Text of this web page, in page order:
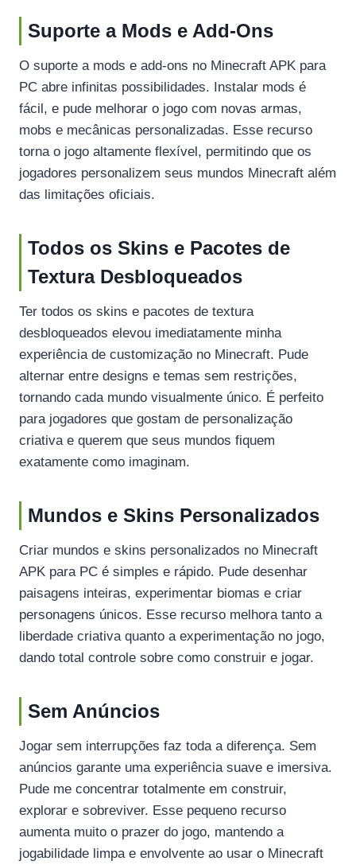
Suporte a Mods e Add-Ons
O suporte a mods e add-ons no Minecraft APK para
PC abre infinitas possibilidades. Instalar mods é
fácil, e pude melhorar o jogo com novas armas,
mobs e mecânicas personalizadas. Esse recurso
torna o jogo altamente flexível, permitindo que os
jogadores personalizem seus mundos Minecraft além
das limitações oficiais.
Todos os Skins e Pacotes de
Textura Desbloqueados
Ter todos os skins e pacotes de textura
desbloqueados elevou imediatamente minha
experiência de customização no Minecraft. Pude
alternar entre designs e temas sem restrições,
tornando cada mundo visualmente único. É perfeito
para jogadores que gostam de personalização
criativa e querem que seus mundos fiquem
exatamente como imaginam.
Mundos e Skins Personalizados
Criar mundos e skins personalizados no Minecraft
APK para PC é simples e rápido. Pude desenhar
paisagens inteiras, experimentar biomas e criar
personagens únicos. Esse recurso melhora tanto a
liberdade criativa quanto a experimentação no jogo,
dando total controle sobre como construir e jogar.
Sem Anúncios
Jogar sem interrupções faz toda a diferença. Sem
anúncios garante uma experiência suave e imersiva.
Pude me concentrar totalmente em construir,
explorar e sobreviver. Esse pequeno recurso
aumenta muito o prazer do jogo, mantendo a
jogabilidade limpa e envolvente ao usar o Minecraft